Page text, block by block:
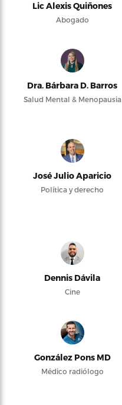
Lic Alexis Quiñones
Abogado
Dra. Bárbara D. Barros
Salud Mental & Menopausia
José Julio Aparicio
Política y derecho
Dennis Dávila
Cine
González Pons MD
Médico radiólogo